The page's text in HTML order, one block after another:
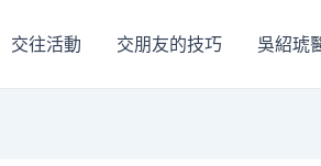
交往活動 交朋友的技巧 吳紹琥